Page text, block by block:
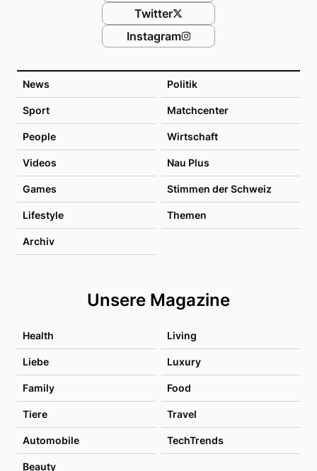
News Politik
Sport Matchcenter
People Wirtschaft
Videos Nau Plus
Games Stimmen der Schweiz
Lifestyle Themen
Archiv
Unsere Magazine
Health Living
Liebe Luxury
Family Food
Tiere Travel
Automobile TechTrends
Beauty
Twitter
Instagram